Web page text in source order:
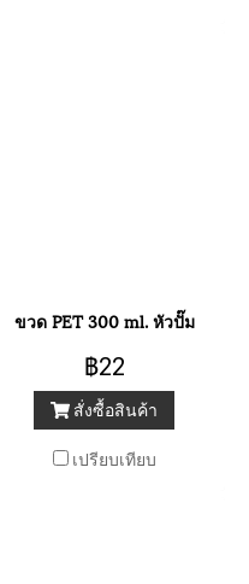
ขวด PET 300 ml. หัวปั๊ม
฿22
สั่งซื้อสินค้า
เปรียบเทียบ